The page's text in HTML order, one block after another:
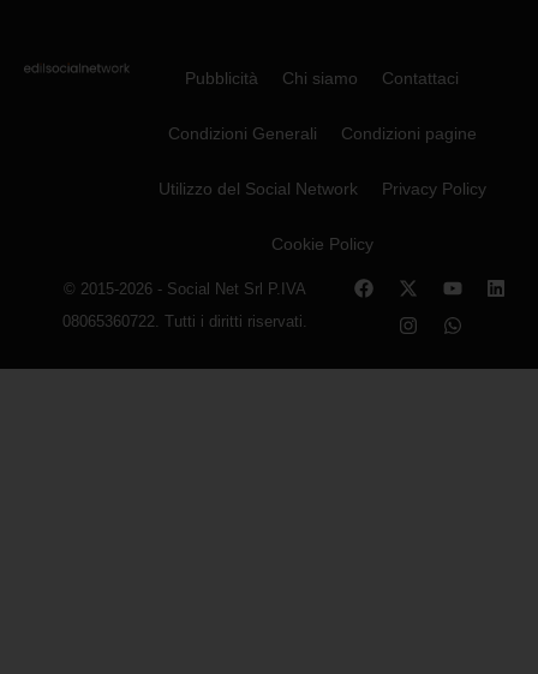
Pubblicità Chi siamo Contattaci
Condizioni Generali Condizioni pagine
Utilizzo del Social Network Privacy Policy
Cookie Policy
© 2015-2026 - Social Net Srl P.IVA
08065360722. Tutti i diritti riservati.